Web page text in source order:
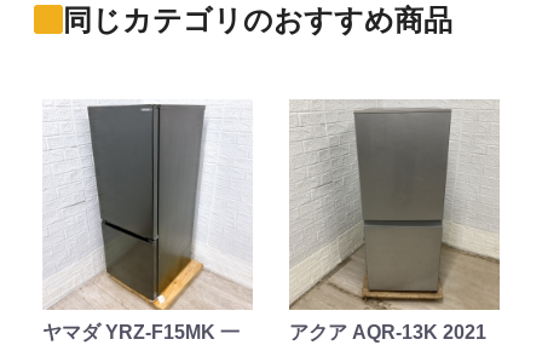
同じカテゴリのおすすめ商品
ヤマダ YRZ-F15MK 一
アクア AQR-13K 2021